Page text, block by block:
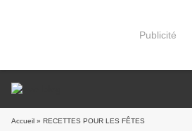
Publicité
Accueil » RECETTES POUR LES FÊTES